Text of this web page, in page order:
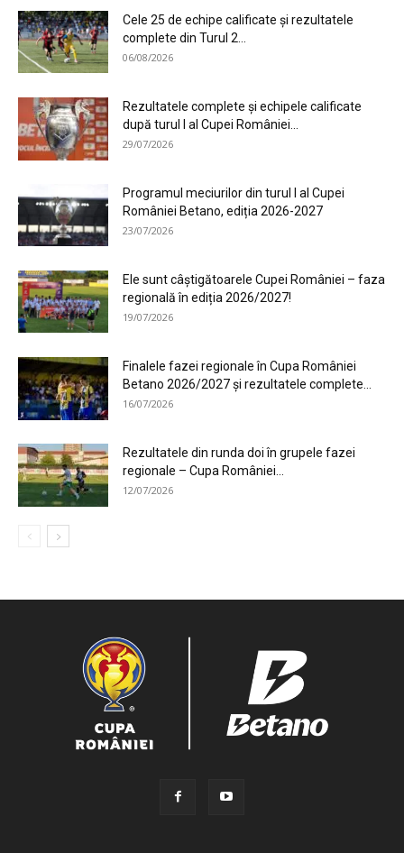
Cele 25 de echipe calificate și rezultatele
complete din Turul 2...
06/08/2026
Rezultatele complete și echipele calificate
după turul I al Cupei României...
29/07/2026
Programul meciurilor din turul I al Cupei
României Betano, ediția 2026-2027
23/07/2026
Ele sunt câștigătoarele Cupei României – faza
regională în ediția 2026/2027!
19/07/2026
Finalele fazei regionale în Cupa României
Betano 2026/2027 și rezultatele complete...
16/07/2026
Rezultatele din runda doi în grupele fazei
regionale – Cupa României...
12/07/2026